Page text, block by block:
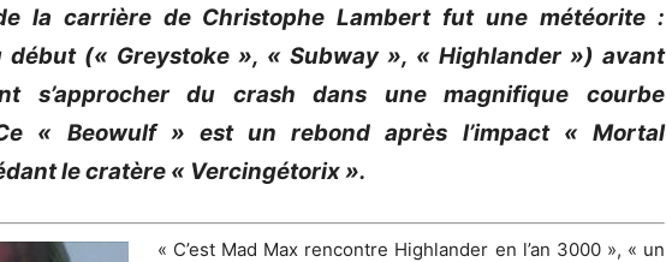
la carrière de Christophe Lambert fut une météorite :
début (« Greystoke », « Subway », « Highlander ») avant
s’approcher du crash dans une magnifique courbe
« Beowulf » est un rebond après l’impact « Mortal
le cratère « Vercingétorix ».
« C’est Mad Max rencontre Highlander en l’an 3000 », « un